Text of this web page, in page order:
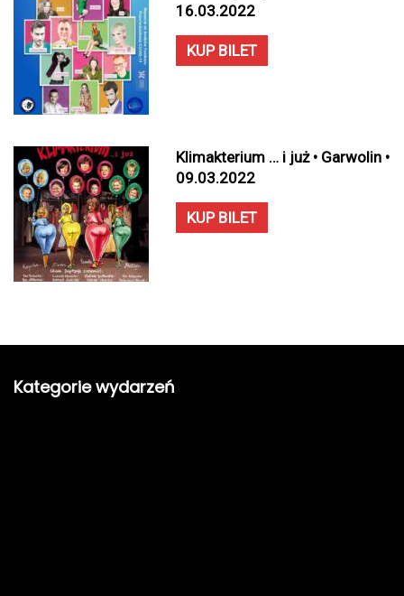
16.03.2022
KUP BILET
Klimakterium … i już • Garwolin •
09.03.2022
KUP BILET
Kategorie wydarzeń